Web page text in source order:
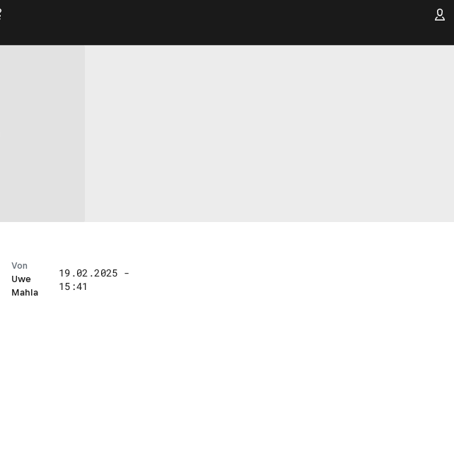
Uwe
Mahla
Von
19.02.2025 -
15:41